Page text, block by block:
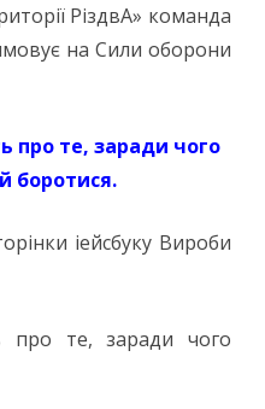
РіздвА» команда
на Сили оборони
про те, заради чого
боротися.
іейсбуку Вироби
про те, заради чого